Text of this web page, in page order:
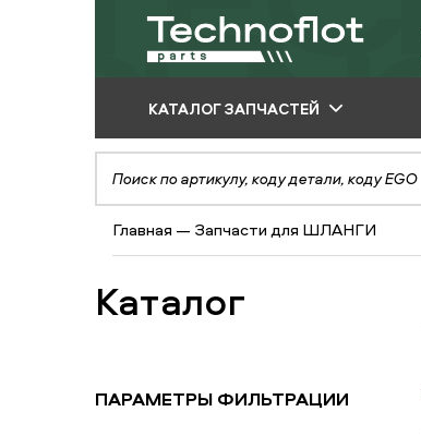
КАТАЛОГ ЗАПЧАСТЕЙ
ПО ПРОИЗВОДИТЕЛЮ
ПО ВИДУ
ОБОРУДОВАНИЯ
ПО ТИПУ ЗАПЧАСТЕЙ
Главная — Запчасти для ШЛАНГИ
Каталог
ПАРАМЕТРЫ ФИЛЬТРАЦИИ